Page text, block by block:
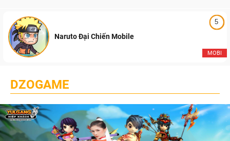
5
MOBI
Naruto Đại Chiến Mobile
DZOGAME